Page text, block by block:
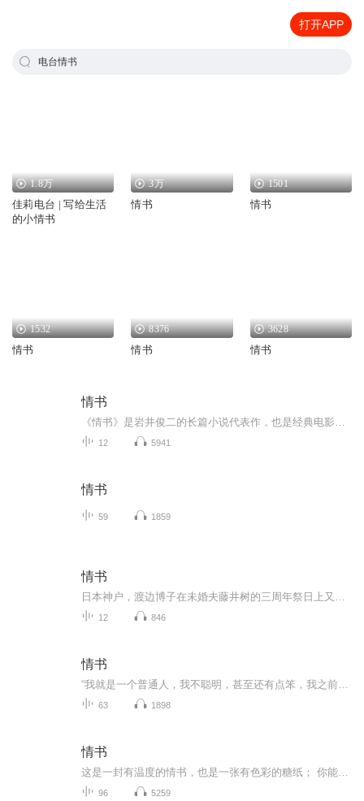
打开APP
电台情书
1.8万
佳莉电台 | 写给生活
的小情书
3万
情书
1501
情书
1532
情书
8376
情书
3628
情书
情书
12 5941
情书
59 1859
情书
12 846
情书
63 1898
情书
96 5259